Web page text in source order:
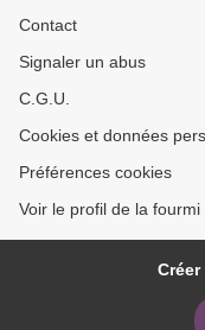
Contact
Signaler un abus
C.G.U.
Cookies et données
Préférences cookies
Voir le profil de la